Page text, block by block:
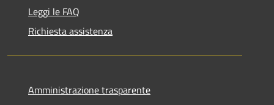
Leggi le FAQ
Richiesta assistenza
Amministrazione trasparente